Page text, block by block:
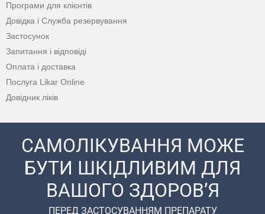
Програми для клієнтів
Довідка і Служба резервування
Застосунок
Запитання і відповіді
Оплата і доставка
Послуга Likar Online
Довідник ліків
САМОЛІКУВАННЯ МОЖЕ
БУТИ ШКІДЛИВИМ ДЛЯ
ВАШОГО ЗДОРОВ’Я
ПЕРЕД ЗАСТОСУВАННЯМ ПРЕПАРАТУ